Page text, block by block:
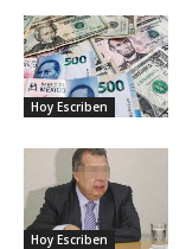
Hoy Escriben
Hoy Escriben